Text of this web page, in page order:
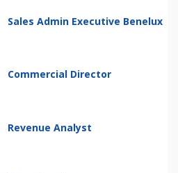
Sales Admin Executive Benelux
Commercial Director
Revenue Analyst